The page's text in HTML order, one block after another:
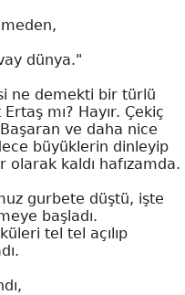
dünya."
ne demekti bir türlü
mı? Hayır. Çekiç
ve daha nice
büyüklerin dinleyip
olarak kaldı hafızamda.
gurbete düştü, işte
başladı.
tel tel açılıp